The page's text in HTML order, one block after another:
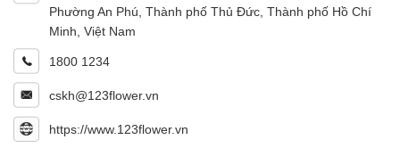
Phường An Phú, Thành phố Thủ Đức, Thành phố Hồ Chí
Minh, Việt Nam
1800 1234
cskh@123flower.vn
https://www.123flower.vn